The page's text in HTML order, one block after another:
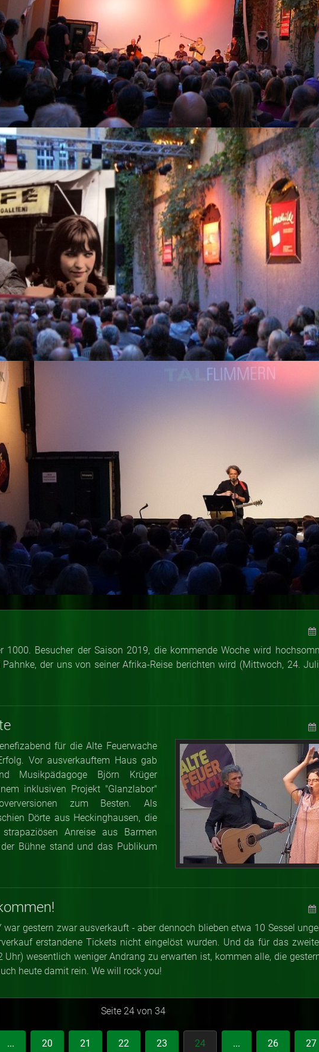
1000. Besucher der Saison 2019, die kommende Woche wird
der uns von seiner Afrika-Reise berichten wird (Mittwoch, 24.
für die Alte Feuerwache
Vor ausverkauftem Haus gab
Musikpädagoge Björn Krüger
inklusiven Projekt "Glanzlabor"
zum Besten. Als
Dörte aus Heckinghausen, die
Anreise aus Barmen
Bühne stand und das Publikum
war gestern zwar ausverkauft - aber dennoch blieben etwa 10 Sessel
erstandene Tickets nicht eingelöst wurden. Und da für das
Uhr) wesentlich weniger Andrang zu erwarten ist, kommen alle, die
heute damit rein. We will rock you!
Seite 24 von 34
... 20 21 22 23 24 ... 26 27